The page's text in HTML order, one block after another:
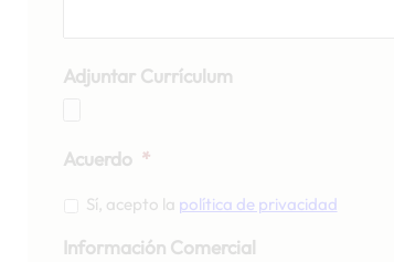
Adjuntar Currículum
Acuerdo *
Sí, acepto la política de privacidad
Información Comercial